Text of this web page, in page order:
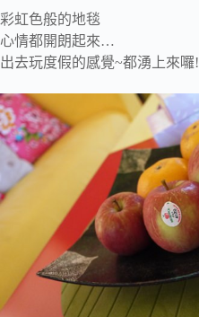
彩虹色般的地毯
心情都開朗起來…
出去玩度假的感覺~都湧上來囉!